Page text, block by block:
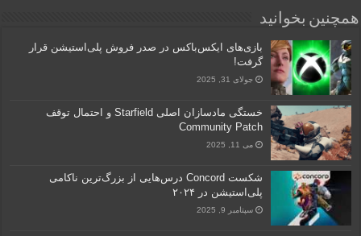
همچنین بخوانید
بازی‌های ایکس‌باکس در صدر فروش پلی‌استیشن قرار
گرفت!
جولای 31, 2025
خستگی مادسازان اصلی Starfield و احتمال توقف
Community Patch
می 11, 2025
شکست Concord درس‌هایی از بزرگ‌ترین ناکامی
پلی‌استیشن در ۲۰۲۴
سپتامبر 9, 2025